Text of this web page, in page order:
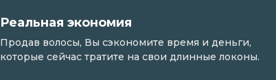
Реальная экономия
Продав волосы, Вы сэкономите время и деньги,
которые сейчас тратите на свои длинные локоны.